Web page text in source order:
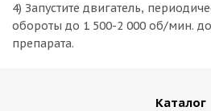
4) Запустите двигатель,
обороты до 1 500-2 000 об/мин.
препарата.
Каталог